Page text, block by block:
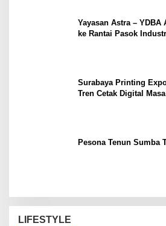
Yayasan Astra – YDBA
ke Rantai Pasok
Surabaya Printing
Tren Cetak Digital
Pesona Tenun Sumba
LIFESTYLE